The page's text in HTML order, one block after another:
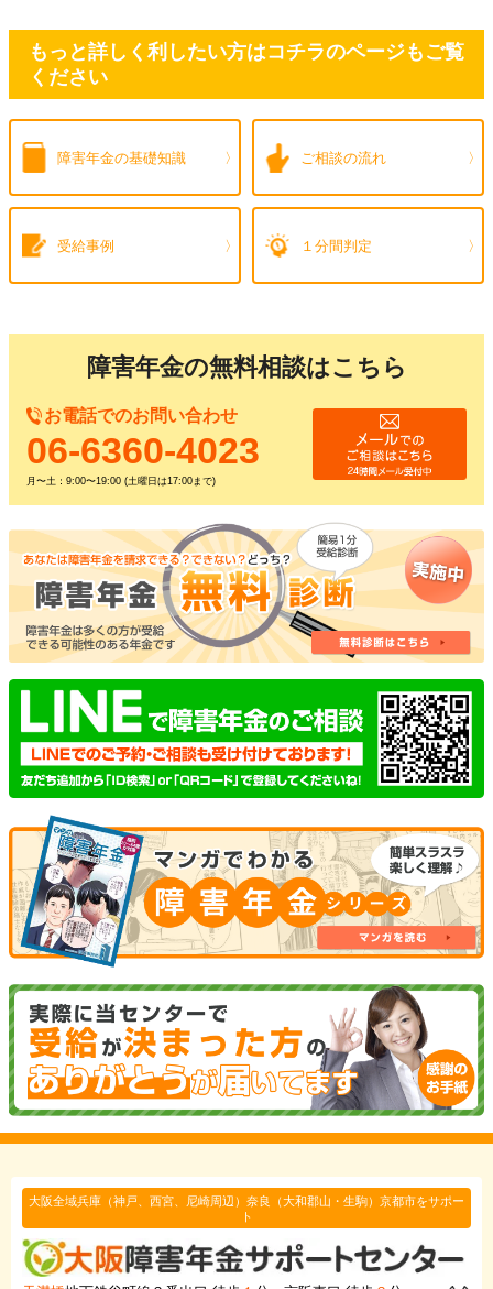
もっと詳しく利したい方はコチラのページもご覧
ください
障害年金の基礎知識 ご相談の流れ
受給事例 １分間判定
障害年金の無料相談はこちら
お電話でのお問い合わせ
06-6360-4023
月〜土：9:00〜19:00 (土曜日は17:00まで)
大阪全域兵庫（神戸、西宮、尼崎周辺）奈良（大和郡山・生駒）京都市をサポー
ト